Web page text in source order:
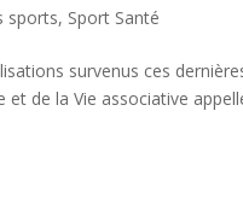
sports, Sport Santé
survenus ces
et de la Vie associative